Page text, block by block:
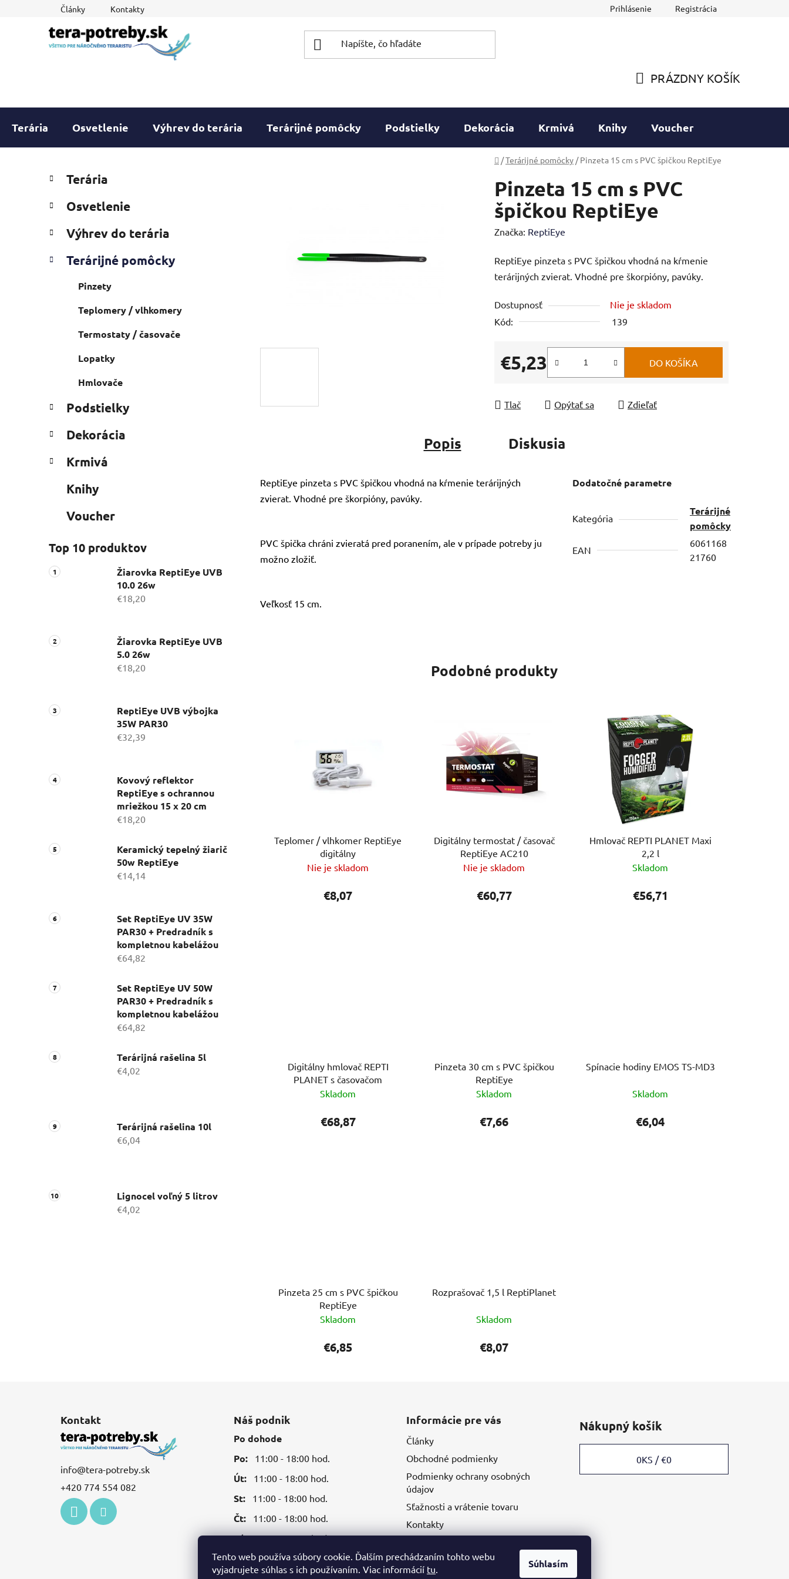
Tento web používa súbory cookie. Ďalším prechádzaním tohto webu
vyjadrujete súhlas s ich používaním. Viac informácií tu. Súhlasím
Články Kontakty Prihlásenie Registrácia
KOŠÍK
PRÁZDNY KOŠÍK
Terária Osvetlenie Výhrev do terária Terárijné pomôcky Podstielky Dekorácia Krmivá Knihy Voucher
Domov
/Terárijné pomôcky / Pinzeta 15 cm s PVC špičkou ReptiEye
B
o
č
ý
a
kategórie
a
e
ó
i
Terária
Osvetlenie
Výhrev do terária
Terárijné pomôcky
Pinzety
Teplomery / vlhkomery
Termostaty / časovače
Lopatky
Hmlovače
Podstielky
Dekorácia
Krmivá
Knihy
Voucher
Top 10 produktov
Žiarovka ReptiEye UVB
10.0 26w
€18,20
Žiarovka ReptiEye UVB
5.0 26w
€18,20
ReptiEye UVB výbojka
35W PAR30
€32,39
Kovový reflektor
ReptiEye s ochrannou
mriežkou 15 x 20 cm
€18,20
Keramický tepelný žiarič
50w ReptiEye
€14,14
Set ReptiEye UV 35W
PAR30 + Predradník s
kompletnou kabelážou
€64,82
Set ReptiEye UV 50W
PAR30 + Predradník s
kompletnou kabelážou
€64,82
Terárijná rašelina 5l
€4,02
Terárijná rašelina 10l
€6,04
Lignocel voľný 5 litrov
€4,02
Pinzeta 15 cm s PVC
špičkou ReptiEye
Značka: ReptiEye
ReptiEye pinzeta s PVC špičkou vhodná na kŕmenie
terárijných zvierat. Vhodné pre škorpióny, pavúky.
Dostupnosť
Nie je skladom
Kód:
139
€5,23
Jednotková cena:
DO KOŠÍKA
Tlač Opýtať sa Zdieľať
Popis Diskusia
ReptiEye pinzeta s PVC špičkou vhodná na kŕmenie terárijných
zvierat. Vhodné pre škorpióny, pavúky.
PVC špička chráni zvieratá pred poranením, ale v prípade potreby ju
možno zložiť.
Veľkosť 15 cm.
Dodatočné parametre
Kategória
Terárijné
pomôcky
EAN
6061168
21760
Podobné produkty
Teplomer / vlhkomer ReptiEye
digitálny
Nie je skladom
€8,07
Digitálny termostat / časovač
ReptiEye AC210
Nie je skladom
€60,77
Hmlovač REPTI PLANET Maxi
2,2 l
Skladom
€56,71
Digitálny hmlovač REPTI
PLANET s časovačom
Skladom
€68,87
Pinzeta 30 cm s PVC špičkou
ReptiEye
Skladom
€7,66
Spínacie hodiny EMOS TS-MD3
Skladom
€6,04
Pinzeta 25 cm s PVC špičkou
ReptiEye
Skladom
€6,85
Rozprašovač 1,5 l ReptiPlanet
Skladom
€8,07
Kontakt
info@tera-potreby.sk
+420 774 554 082
Náš podnik
Po dohode
Po:11:00 - 18:00 hod.
Út:11:00 - 18:00 hod.
St:11:00 - 18:00 hod.
Čt:11:00 - 18:00 hod.
Pá:11:00 - 18:00 hod.
Informácie pre vás
Články
Obchodné podmienky
Podmienky ochrany osobných
údajov
Sťažnosti a vrátenie tovaru
Kontakty
Nákupný košík
0KS /€0